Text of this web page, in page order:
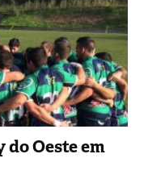
Oeste em